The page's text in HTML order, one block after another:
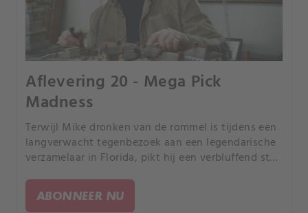
Aflevering 20 - Mega Pick
Madness
Terwijl Mike dronken van de rommel is tijdens een
langverwacht tegenbezoek aan een legendarische
verzamelaar in Florida, pikt hij een verbluffend stuk
Schwinn Paramount met een heroïsche stamboom.
ABONNEER NU